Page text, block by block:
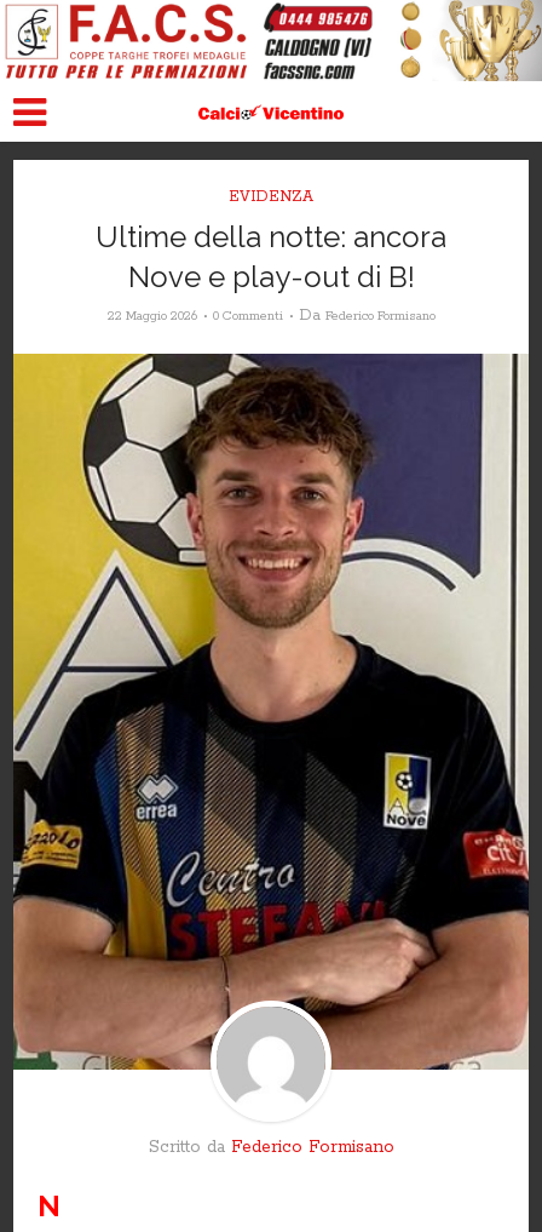
EVIDENZA
Ultime della notte: ancora
Nove e play-out di B!
22 Maggio 2026 0 Commenti Da Federico Formisano
Scritto da Federico Formisano
N